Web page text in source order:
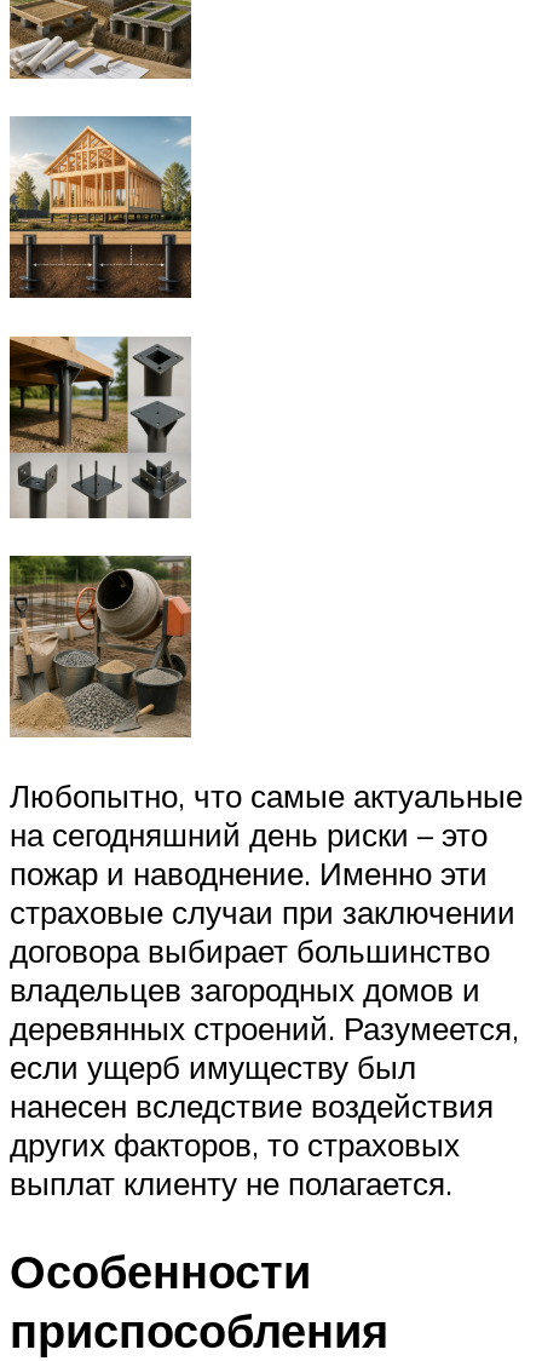
Любопытно, что самые актуальные
на сегодняшний день риски – это
пожар и наводнение. Именно эти
страховые случаи при заключении
договора выбирает большинство
владельцев загородных домов и
деревянных строений. Разумеется,
если ущерб имуществу был
нанесен вследствие воздействия
других факторов, то страховых
выплат клиенту не полагается.
Особенности
приспособления